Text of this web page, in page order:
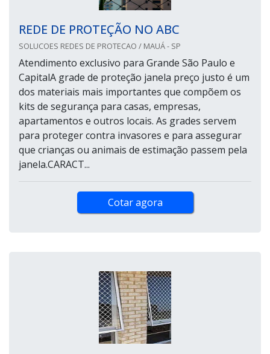
REDE DE PROTEÇÃO NO ABC
SOLUCOES REDES DE PROTECAO / MAUÁ - SP
Atendimento exclusivo para Grande São Paulo e
CapitalA grade de proteção janela preço justo é um
dos materiais mais importantes que compõem os
kits de segurança para casas, empresas,
apartamentos e outros locais. As grades servem
para proteger contra invasores e para assegurar
que crianças ou animais de estimação passem pela
janela.CARACT...
Cotar agora